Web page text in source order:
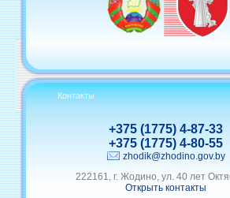
Контакты
+375 (1775) 4-87-33
+375 (1775) 4-80-55
zhodik@zhodino.gov.by
222161, г. Жодино, ул. 40 лет
Открыть контакты